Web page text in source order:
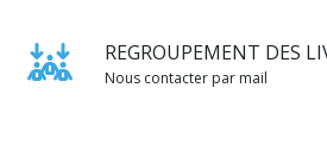
REGROUPEMENT DES
Nous contacter par mail